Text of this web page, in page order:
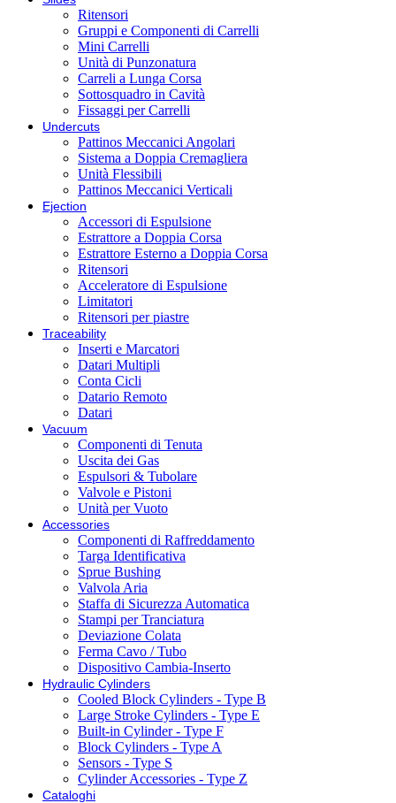
Ritensori
Gruppi e Componenti di Carrelli
Mini Carrelli
Unità di Punzonatura
Carreli a Lunga Corsa
Sottosquadro in Cavità
Fissaggi per Carrelli
Undercuts
Pattinos Meccanici Angolari
Sistema a Doppia Cremagliera
Unità Flessibili
Pattinos Meccanici Verticali
Ejection
Accessori di Espulsione
Estrattore a Doppia Corsa
Estrattore Esterno a Doppia Corsa
Ritensori
Acceleratore di Espulsione
Limitatori
Ritensori per piastre
Traceability
Inserti e Marcatori
Datari Multipli
Conta Cicli
Datario Remoto
Datari
Vacuum
Componenti di Tenuta
Uscita dei Gas
Espulsori & Tubolare
Valvole e Pistoni
Unità per Vuoto
Accessories
Componenti di Raffreddamento
Targa Identificativa
Sprue Bushing
Valvola Aria
Staffa di Sicurezza Automatica
Stampi per Tranciatura
Deviazione Colata
Ferma Cavo / Tubo
Dispositivo Cambia-Inserto
Hydraulic Cylinders
Cooled Block Cylinders - Type B
Large Stroke Cylinders - Type E
Built-in Cylinder - Type F
Block Cylinders - Type A
Sensors - Type S
Cylinder Accessories - Type Z
Cataloghi